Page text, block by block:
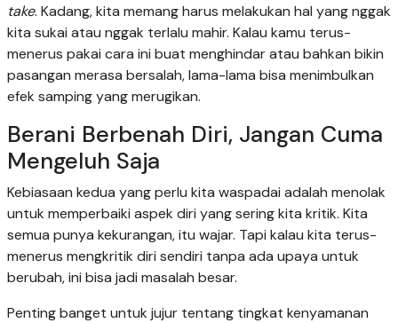
take. Kadang, kita memang harus melakukan hal yang nggak
kita sukai atau nggak terlalu mahir. Kalau kamu terus-
menerus pakai cara ini buat menghindar atau bahkan bikin
pasangan merasa bersalah, lama-lama bisa menimbulkan
efek samping yang merugikan.
Berani Berbenah Diri, Jangan Cuma
Mengeluh Saja
Kebiasaan kedua yang perlu kita waspadai adalah menolak
untuk memperbaiki aspek diri yang sering kita kritik. Kita
semua punya kekurangan, itu wajar. Tapi kalau kita terus-
menerus mengkritik diri sendiri tanpa ada upaya untuk
berubah, ini bisa jadi masalah besar.
Penting banget untuk jujur tentang tingkat kenyamanan